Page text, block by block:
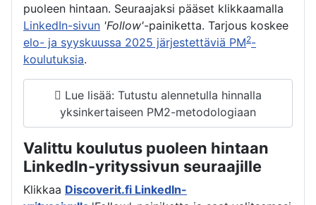
puoleen hintaan. Seuraajaksi pääset klikkaamalla
LinkedIn-sivun 'Follow'-painiketta. Tarjous koskee
elo- ja syyskuussa 2025 järjestettäviä PM2-
koulutuksia.
Lue lisää: Tutustu alennetulla hinnalla
yksinkertaiseen PM2-metodologiaan
Valittu koulutus puoleen hintaan
LinkedIn-yrityssivun seuraajille
Klikkaa Discoverit.fi LinkedIn-